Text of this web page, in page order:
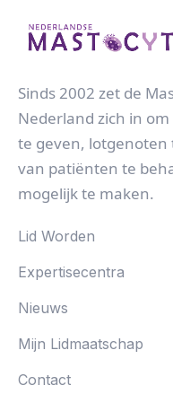
Sinds 2002 zet de
Nederland zich in
te geven, lotgenoten
van patiënten te
mogelijk te maken.
Lid Worden
Expertisecentra
Nieuws
Mijn Lidmaatschap
Contact